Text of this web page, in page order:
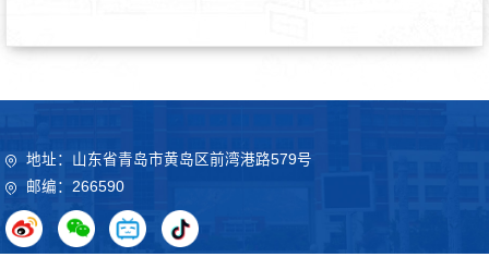
地址：山东省青岛市黄岛区前湾港路579号
邮编：266590